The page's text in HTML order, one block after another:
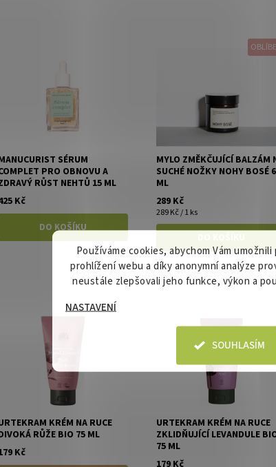
SÉRUM
PRO OBNOVU A
RŮST NEHTŮ 15 ML
Kč
MYLO ZMĚKČUJÍCÍ BALZÁM
SUCHÉ NOŽKY NOHY BOSÉ
ML
289 Kč
289 Kč / 1 ks
KRÉM NA RUCE
RŮŽE BIO 75 ML
Kč
URTEKRAM KRÉM NA RUCE
ZKLIDŇUJÍCÍ LEVANDULE
75 ML
Používáme cookies, abychom Vám umožnili
prohlížení webu a díky anonymní analýze
neustále zlepšovali jeho funkce, výkon a
NASTAVENÍ
SOUHLASÍM